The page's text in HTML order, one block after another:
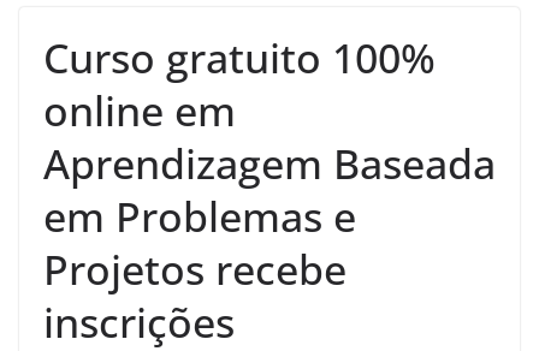
Curso gratuito 100%
online em
Aprendizagem Baseada
em Problemas e
Projetos recebe
inscrições